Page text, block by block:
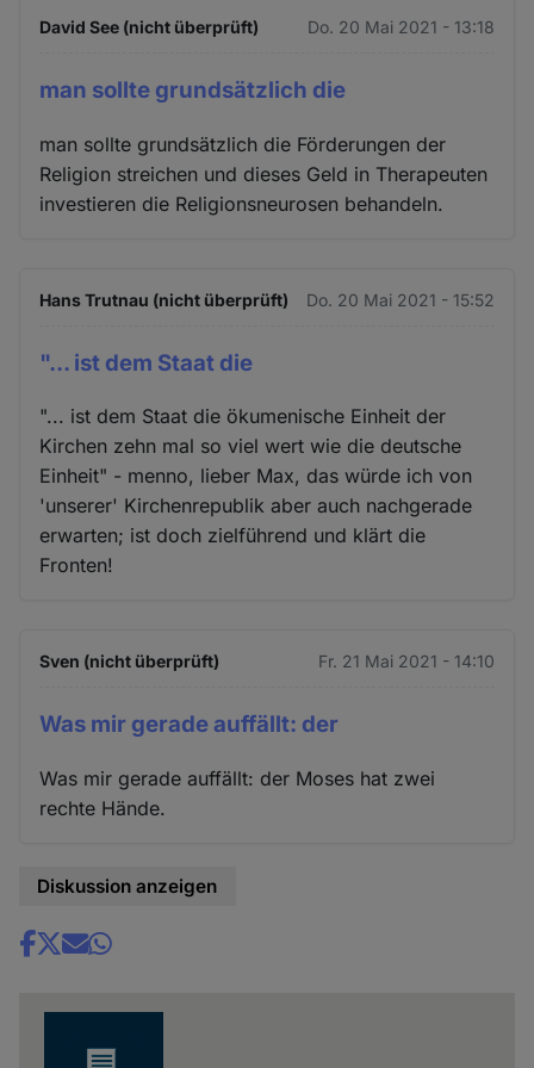
David See (nicht überprüft) Do. 20 Mai 2021 - 13:18
man sollte grundsätzlich die
man sollte grundsätzlich die Förderungen der
Religion streichen und dieses Geld in Therapeuten
investieren die Religionsneurosen behandeln.
Hans Trutnau (nicht überprüft) Do. 20 Mai 2021 - 15:52
"... ist dem Staat die
"... ist dem Staat die ökumenische Einheit der
Kirchen zehn mal so viel wert wie die deutsche
Einheit" - menno, lieber Max, das würde ich von
'unserer' Kirchenrepublik aber auch nachgerade
erwarten; ist doch zielführend und klärt die
Fronten!
Sven (nicht überprüft) Fr. 21 Mai 2021 - 14:10
Was mir gerade auffällt: der
Was mir gerade auffällt: der Moses hat zwei
rechte Hände.
Diskussion anzeigen
Share